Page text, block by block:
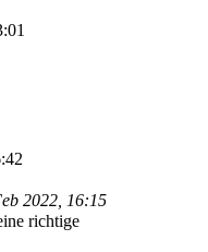
2022, 16:15
richtige